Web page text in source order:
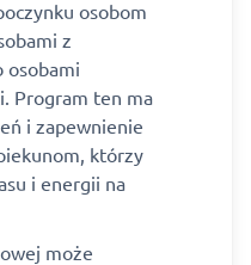
osobom
z
osobami
Program ten ma
i zapewnienie
którzy
i energii na
może